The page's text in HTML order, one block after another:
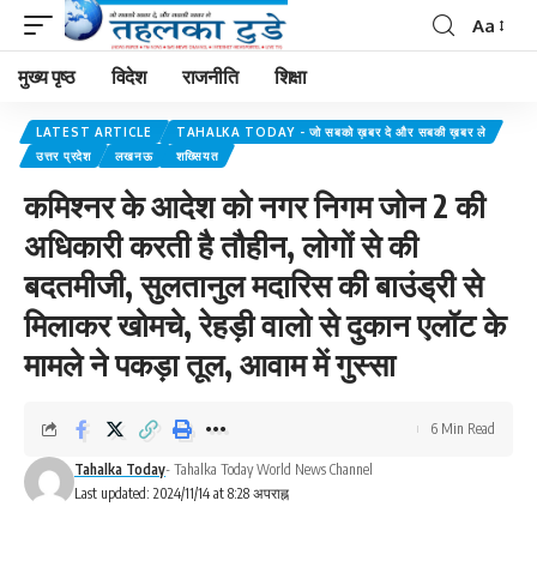
Aa
मुख्य पृष्ठ विदेश राजनीति शिक्षा
LATEST ARTICLE
TAHALKA TODAY - जो सबको ख़बर दे और सबकी ख़बर ले
उत्तर प्रदेश
लखनऊ शख्सियत
कमिश्नर के आदेश को नगर निगम जोन 2 की
अधिकारी करती है तौहीन, लोगों से की
बदतमीजी, सुलतानुल मदारिस की बाउंड्री से
मिलाकर खोमचे, रेहड़ी वालो से दुकान एलॉट के
मामले ने पकड़ा तूल, आवाम में गुस्सा
Last updated: 2024/11/14 at 8:28 अपराह्न
Tahalka Today- Tahalka Today World News Channel
6 Min Read